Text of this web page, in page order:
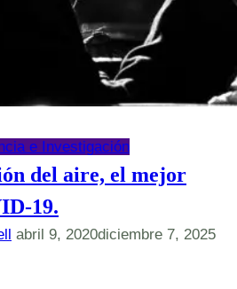
e Investigación
del aire, el mejor
19.
abril 9, 2020diciembre 7, 2025